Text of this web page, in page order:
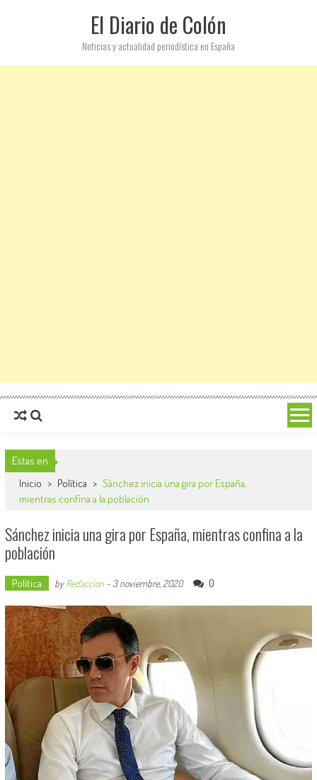
El Diario de Colón
Noticias y actualidad periodística en España
Estas en
Inicio > Política > Sánchez inicia una gira por España,
mientras confina a la población
Sánchez inicia una gira por España, mientras confina a la
población
Política byRedaccion- 3 noviembre, 2020 0